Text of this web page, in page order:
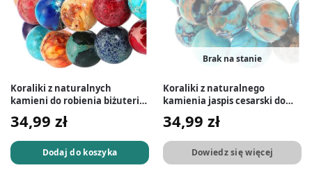
Koraliki z naturalnych
kamieni do robienia biżuterii 8
34,99 zł
Dodaj do koszyka
Brak na stanie
Koraliki z naturalnego
kamienia jaspis cesarski do
biżuterii 8 mm 45 szt.
34,99 zł
Dowiedz się więcej